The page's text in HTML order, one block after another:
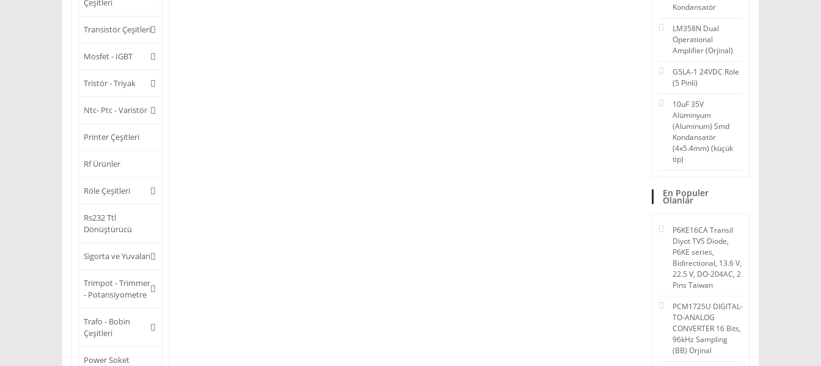
Çeşitleri
Transistör Çeşitleri
Mosfet - IGBT
Tristör - Triyak
Ntc- Ptc - Varistör
Printer Çeşitleri
Rf Ürünler
Röle Çeşitleri
Rs232 Ttl
Dönüştürücü
Sigorta ve Yuvaları
Trimpot - Trimmer
- Potansiyometre
Trafo - Bobin
Çeşitleri
Power Soket
Kondansatör
LM358N Dual
Operational
Amplifier (Orjinal)
G5LA-1 24VDC Röle
(5 Pinli)
10uF 35V
Alüminyum
(Aluminum) Smd
Kondansatör
(4x5.4mm) (küçük
tip)
En Populer
Olanlar
P6KE16CA Transil
Diyot TVS Diode,
P6KE series,
Bidirectional, 13.6 V,
22.5 V, DO-204AC, 2
Pins Taiwan
PCM1725U DIGITAL-
TO-ANALOG
CONVERTER 16 Bits,
96kHz Sampling
(BB) Orjinal